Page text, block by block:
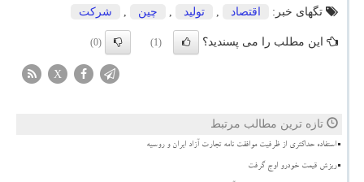
تگهای خبر:
اقتصاد , تولید , چین , شركت
این مطلب را می پسندید؟ (1)
(0)
X
تازه ترین مطالب مرتبط
استفاده حداکثری از ظرفیت موافقت نامه تجارت آزاد ایران و روسیه
ریزش قیمت خودرو اوج گرفت